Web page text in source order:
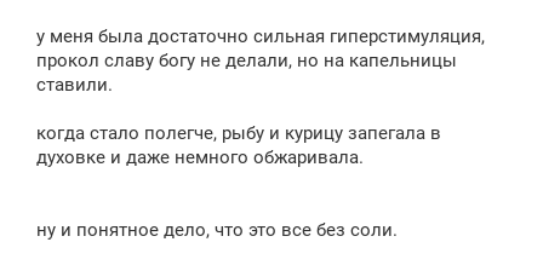
у меня была достаточно сильная гиперстимуляция,
прокол славу богу не делали, но на капельницы
ставили.
когда стало полегче, рыбу и курицу запегала в
духовке и даже немного обжаривала.
ну и понятное дело, что это все без соли.